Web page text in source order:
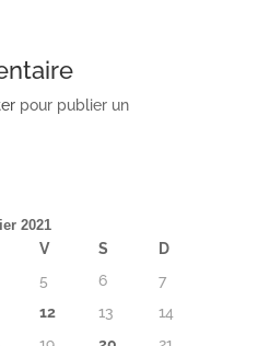
pour publier un
2021
V S
D
5 6
7
12 13
14